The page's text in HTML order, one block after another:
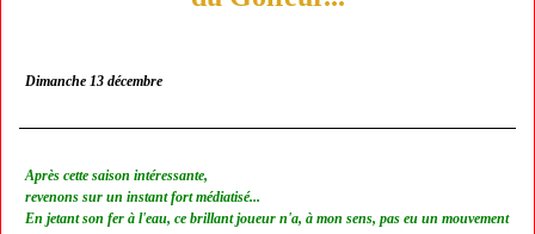
Dimanche 13 décembre
Après cette saison intéressante,
revenons sur un instant fort médiatisé...
En jetant son fer à l'eau, ce brillant joueur n'a, à mon sens, pas eu un mouvement